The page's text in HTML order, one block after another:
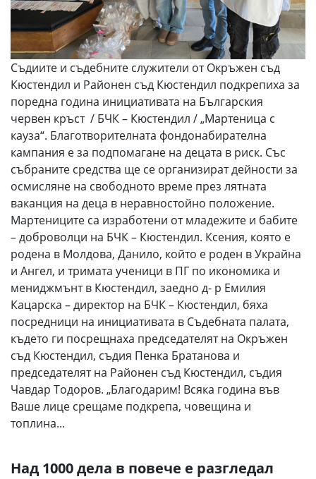
Съдиите и съдебните служители от Окръжен съд
Кюстендил и Районен съд Кюстендил подкрепиха за
поредна година инициативата на Българския
червен кръст / БЧК – Кюстендил / „Мартеница с
кауза“. Благотворителната фондонабирателна
кампания е за подпомагане на децата в риск. Със
събраните средства ще се организират дейности за
осмисляне на свободното време през лятната
ваканция на деца в неравностойно положение.
Мартениците са изработени от младежите и бабите
– доброволци на БЧК – Кюстендил. Ксения, която е
родена в Молдова, Данило, който е роден в Украйна
и Ангел, и тримата ученици в ПГ по икономика и
мениджмънт в Кюстендил, заедно д- р Емилия
Кацарска – директор на БЧК – Кюстендил, бяха
посредници на инициативата в Съдебната палата,
където ги посрещнаха председателят на Окръжен
съд Кюстендил, съдия Пенка Братанова и
председателят на Районен съд Кюстендил, съдия
Чавдар Тодоров. „Благодарим! Всяка година във
Ваше лице срещаме подкрепа, човещина и
топлина...
Над 1000 дела в повече е разгледал